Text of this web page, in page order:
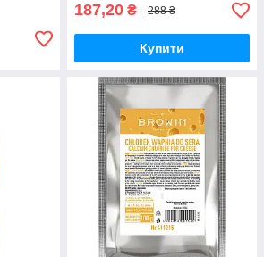
187,20 ₴ 288 ₴
Купити